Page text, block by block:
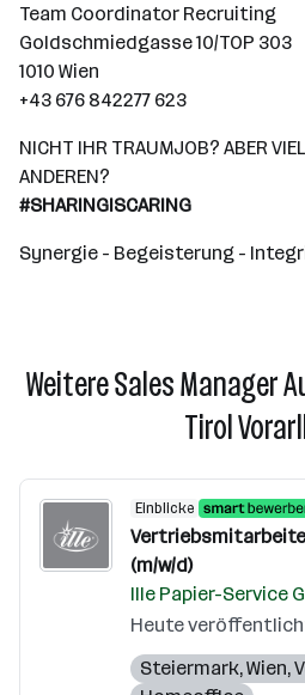
Team Coordinator Recruiting
Goldschmiedgasse 10/TOP 303
1010 Wien
+43 676 842277 623
NICHT IHR TRAUMJOB? ABER
ANDEREN?
#SHARINGISCARING
Synergie - Begeisterung -
Weitere Sales Manager
Tirol
Einblicke
(m/w/d)
Ille Papier-Service
Heute
Steiermark,Wien,